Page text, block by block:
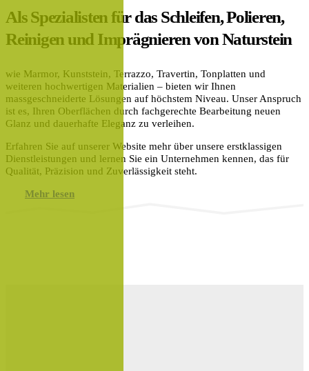
Als Spezialisten für das Schleifen, Polieren,
Reinigen und Imprägnieren von Naturstein
wie Marmor, Kunststein, Terrazzo, Travertin, Tonplatten und
weiteren hochwertigen Materialien – bieten wir Ihnen
massgeschneiderte Lösungen auf höchstem Niveau. Unser Anspruch
ist es, Ihren Oberflächen durch fachgerechte Bearbeitung neuen
Glanz und dauerhafte Eleganz zu verleihen.
Erfahren Sie auf unserer Website mehr über unsere erstklassigen
Dienstleistungen und lernen Sie ein Unternehmen kennen, das für
Qualität, Präzision und Zuverlässigkeit steht.
Mehr lesen